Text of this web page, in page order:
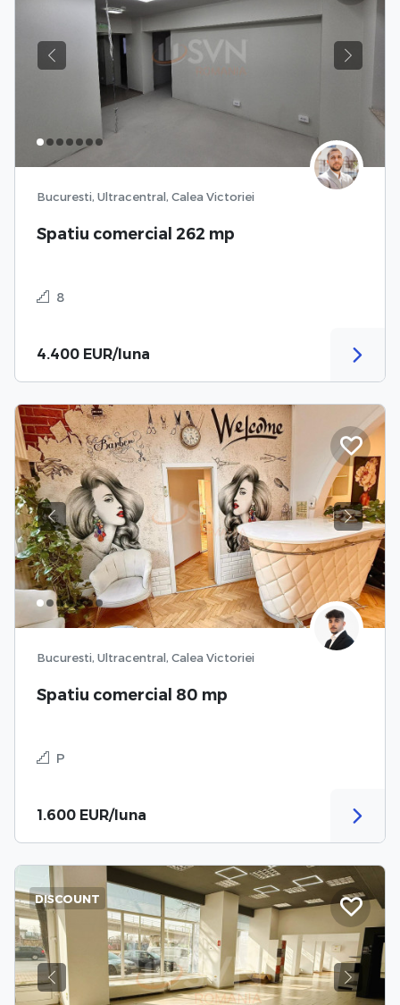
Previous Next
Bucuresti, Ultracentral, Calea Victoriei
Spatiu comercial 262 mp
8
4.400 EUR/luna
Previous Next
Bucuresti, Ultracentral, Calea Victoriei
Spatiu comercial 80 mp
P
1.600 EUR/luna
Previous Next
DISCOUNT